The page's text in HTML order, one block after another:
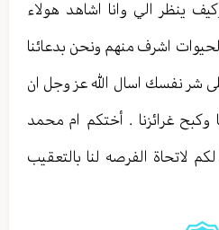
ينظر الي وانا اشاهد هولاء
اشرف منهم ونحن بدعائنا
شر نفسك اسال الله عز وجل ان
وكبح غرائزنا . أختكم ام محمد
لاتحاة الفرصه لنا بالتعقيب